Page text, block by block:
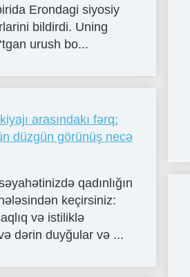
Erondagi siyosiy
bildirdi. Uning
urush bo...
arasındakı fərq:
düzgün görünüş necə
qadınlığın
keçirsiniz:
və istiliklə
dərin duyğular və ...